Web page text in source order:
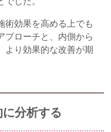
術効果を高める上でも
プローチと、内側から
より効果的な改善が期
分析する